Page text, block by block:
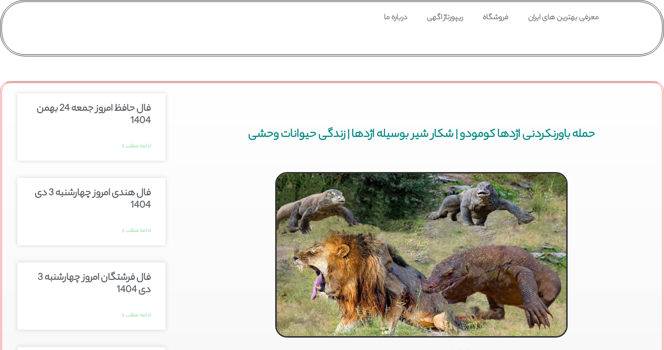
معرفی بهترین های ایران فروشگاه ریپورتاژ اگهی درباره ما
حمله باورنکردنی اژدها کومودو | شکار شیر بوسیله اژدها | زندگی حیوانات وحشی
PEYMAN OMIDI
فال حافظ امروز جمعه 24 بهمن
1404
ادامه مطلب »
فال هندی امروز چهارشنبه 3 دی
1404
ادامه مطلب »
فال فرشتگان امروز چهارشنبه 3
دی 1404
ادامه مطلب »